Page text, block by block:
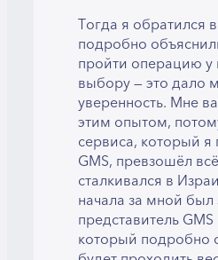
Тогда я обратился
подробно
пройти операцию у
выбору — это дало
уверенность. Мне
этим опытом,
сервиса, который я
GMS, превзошёл
сталкивался в
начала за мной был
представитель
который подробно